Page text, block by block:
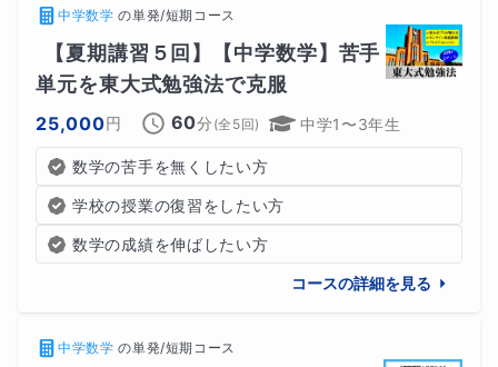
中学数学 の単発/短期コース
【夏期講習５回】【中学数学】苦手
単元を東大式勉強法で克服
25,000円 60分 (全 5回) 中学1〜3年生
数学の苦手を無くしたい方
学校の授業の復習をしたい方
数学の成績を伸ばしたい方
コースの詳細を見る
中学数学 の単発/短期コース